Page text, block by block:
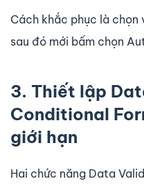
Cách khắc phục là
sau đó mới bấm chọn
3. Thiết lập
Conditional
giới hạn
Hai chức năng Data